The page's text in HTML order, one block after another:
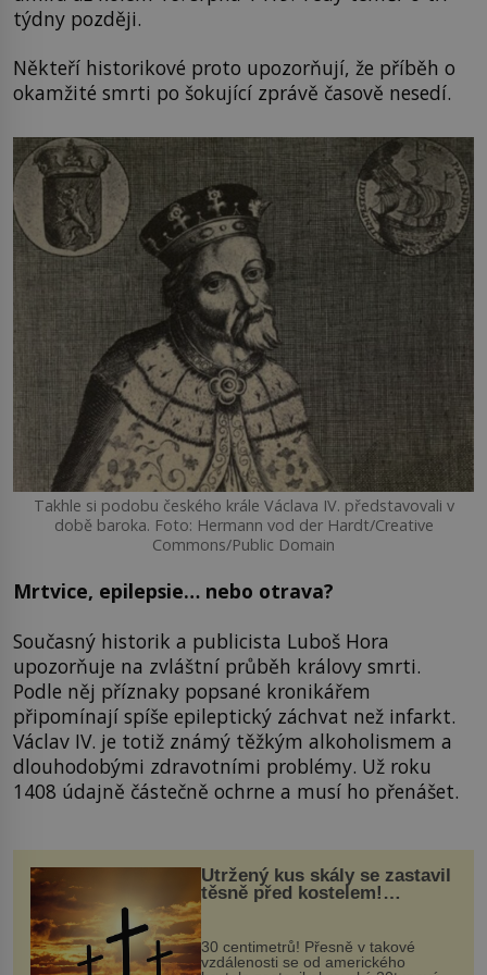
týdny později.
Někteří historikové proto upozorňují, že příběh o
okamžité smrti po šokující zprávě časově nesedí.
Takhle si podobu českého krále Václava IV. představovali v
době baroka. Foto: Hermann vod der Hardt/Creative
Commons/Public Domain
Mrtvice, epilepsie… nebo otrava?
Současný historik a publicista Luboš Hora
upozorňuje na zvláštní průběh královy smrti.
Podle něj příznaky popsané kronikářem
připomínají spíše epileptický záchvat než infarkt.
Václav IV. je totiž známý těžkým alkoholismem a
dlouhodobými zdravotními problémy. Už roku
1408 údajně částečně ochrne a musí ho přenášet.
Utržený kus skály se zastavil
těsně před kostelem!
Ochránila ho boží síla?
30 centimetrů! Přesně v takové
vzdálenosti se od amerického